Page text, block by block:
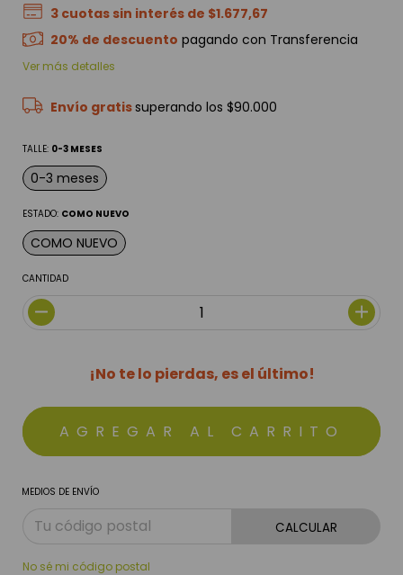
3 cuotas sin interés de $1.677,67
20% de descuento pagando con Transferencia
Ver más detalles
Envío gratissuperando los$90.000
TALLE: 0-3 MESES
0-3 meses
ESTADO: COMO NUEVO
COMO NUEVO
CANTIDAD
¡No te lo pierdas, es el último!
MEDIOS DE ENVÍO
CALCULAR
No sé mi código postal